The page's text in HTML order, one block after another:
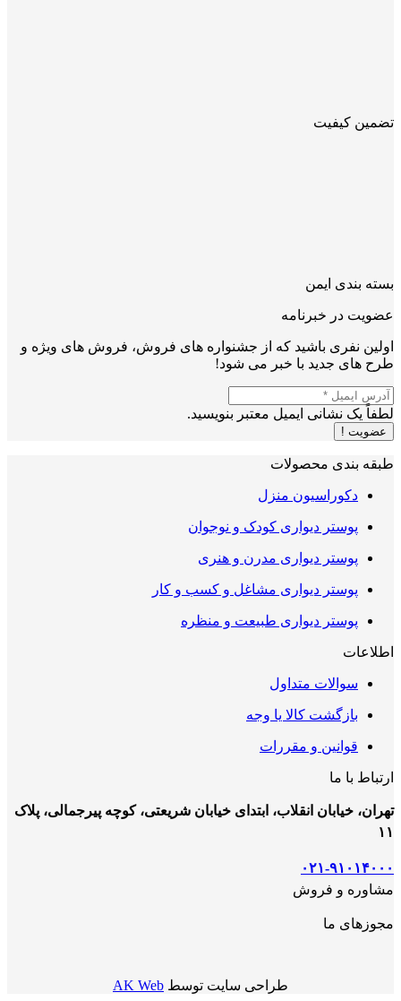
تضمین کیفیت
بسته بندی ایمن
عضویت در خبرنامه
اولین نفری باشید که از جشنواره های فروش، فروش های ویژه و
طرح های جدید با خبر می شود!
لطفاً یک نشانی ایمیل معتبر بنویسید.
عضویت !
طبقه بندی محصولات
دکوراسیون منزل
پوستر دیواری کودک و نوجوان
پوستر دیواری مدرن و هنری
پوستر دیواری مشاغل و کسب و کار
پوستر دیواری طبیعت و منظره
اطلاعات
سوالات متداول
بازگشت کالا یا وجه
قوانین و مقررات
ارتباط با ما
تهران، خیابان انقلاب، ابتدای خیابان شریعتی، کوچه پیرجمالی، پلاک
۱۱
۰۲۱-۹۱۰۱۴۰۰۰
مشاوره و فروش
مجوزهای ما
طراحی سایت توسط AK Web